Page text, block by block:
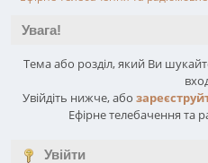
Увага!
Тема або розділ, який Ви
Увійдіть нижче, або
Ефірне телебачення та
Увійти